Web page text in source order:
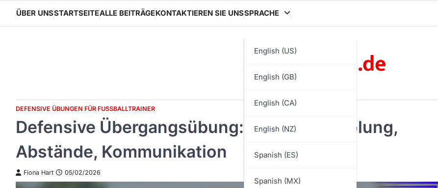
content
ÜBER UNSSTARTSEITEALLE BEITRÄGEKONTAKTIEREN SIE UNSSPRACHE
English (US)
English (GB)
English (CA)
English (NZ)
Spanish (ES)
Spanish (MX)
week-fm.de
DEFENSIVE ÜBUNGEN FÜR FUSSBALLTRAINER
Defensive Übergangsübung: Schnelle Erholung,
Abstände, Kommunikation
Fiona Hart 05/02/2026